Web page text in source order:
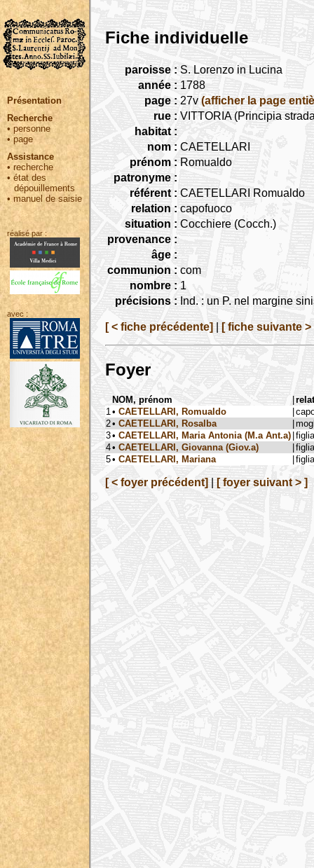
Présentation
Recherche
• personne
•page
Assistance
• recherche
•état des
dépouillements
•manuel de saisie
réalisé par :
avec :
Fiche individuelle
paroisse : S. Lorenzo in Lucina
année : 1788
page : 27v (afficher la page
rue : VITTORIA (Principia
habitat :
nom : CAETELLARI
prénom : Romualdo
patronyme :
référent : CAETELLARI Romualdo
relation : capofuoco
situation : Cocchiere (Cocch.)
provenance :
âge :
communion : com
nombre : 1
précisions : Ind. : un P. nel margine
[ < fiche précédente] [ fiche suivante >
Foyer
NOM, prénom |
1 • CAETELLARI, Romualdo |
2• CAETELLARI, Rosalba |
3• CAETELLARI, Maria Antonia (M.a Ant.a) |figlia
4• CAETELLARI, Giovanna (Giov.a) |figlia
5• CAETELLARI, Mariana |figlia
[ < foyer précédent] [ foyer suivant > ]